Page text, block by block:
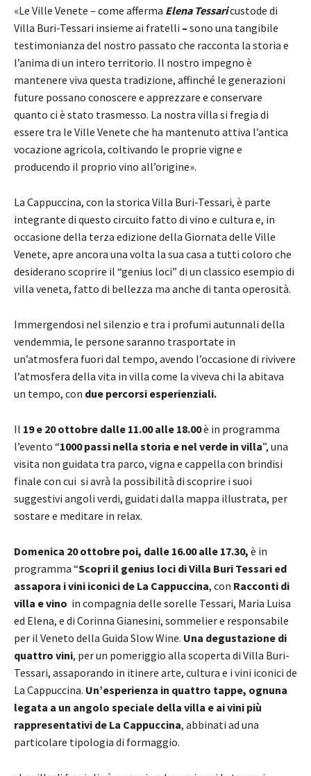
«Le Ville Venete – come afferma Elena Tessaricustode di
Villa Buri-Tessari insieme ai fratelli – sono una tangibile
testimonianza del nostro passato che racconta la storia e
l’anima di un intero territorio. Il nostro impegno è
mantenere viva questa tradizione, affinché le generazioni
future possano conoscere e apprezzare e conservare
quanto ci è stato trasmesso. La nostra villa si fregia di
essere tra le Ville Venete che ha mantenuto attiva l’antica
vocazione agricola, coltivando le proprie vigne e
producendo il proprio vino all’origine».
La Cappuccina, con la storica Villa Buri-Tessari, è parte
integrante di questo circuito fatto di vino e cultura e, in
occasione della terza edizione della Giornata delle Ville
Venete, apre ancora una volta la sua casa a tutti coloro che
desiderano scoprire il “genius loci” di un classico esempio di
villa veneta, fatto di bellezza ma anche di tanta operosità.
Immergendosi nel silenzio e tra i profumi autunnali della
vendemmia, le persone saranno trasportate in
un’atmosfera fuori dal tempo, avendo l’occasione di rivivere
l’atmosfera della vita in villa come la viveva chi la abitava
un tempo, con due percorsi esperienziali.
Il 19 e 20 ottobre dalle 11.00 alle 18.00è in programma
l’evento “1000 passi nella storia e nel verde in villa”, una
visita non guidata tra parco, vigna e cappella con brindisi
finale con cui si avrà la possibilità di scoprire i suoi
suggestivi angoli verdi, guidati dalla mappa illustrata, per
sostare e meditare in relax.
Domenica 20 ottobre poi, dalle 16.00 alle 17.30, è in
programma “Scopri il genius loci di Villa Buri Tessari ed
assapora i vini iconici de La Cappuccina, con Racconti di
villa e vino in compagnia delle sorelle Tessari, Maria Luisa
ed Elena, e di Corinna Gianesini, sommelier e responsabile
per il Veneto della Guida Slow Wine. Una degustazione di
quattro vini, per un pomeriggio alla scoperta di Villa Buri-
Tessari, assaporando in itinere arte, cultura e i vini iconici de
La Cappuccina. Un’esperienza in quattro tappe, ognuna
legata a un angolo speciale della villa e ai vini più
rappresentativi de La Cappuccina, abbinati ad una
particolare tipologia di formaggio.